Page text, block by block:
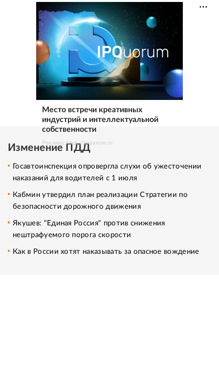
Место встречи креативных
индустрий и интеллектуальной
собственности
Реклама. https://ipquorum.ru
Изменение ПДД
Госавтоинспекция опровергла слухи об ужесточении
наказаний для водителей с 1 июля
Кабмин утвердил план реализации Стратегии по
безопасности дорожного движения
Якушев: "Единая Россия" против снижения
нештрафуемого порога скорости
Как в России хотят наказывать за опасное вождение